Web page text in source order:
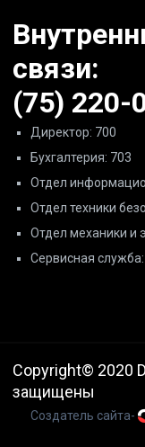
связи:
(75) 220-
Директор: 700
Бухгалтерия: 703
Отдел
Отдел техники
Отдел механики и
Сервисная
Copyright© 2020
защищены
Создатель сайта-